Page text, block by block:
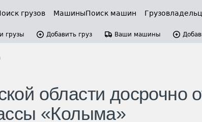
грузов МашиныПоиск машин
грузы Добавить груз Ваши машины
области досрочно
«Колыма»